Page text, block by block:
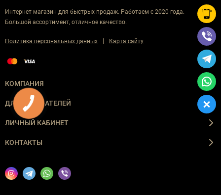
Интернет магазин для быстрых продаж. Работаем с 2020 года.
Большой ассортимент, отличное качество.
Политика персональных данных | Карта сайту
КОМПАНИЯ
ДЛЯ ПОКУПАТЕЛЕЙ
ЛИЧНЫЙ КАБИНЕТ
КОНТАКТЫ